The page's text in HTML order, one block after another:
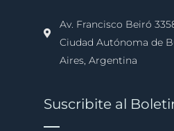
Av. Francisco Beiró
Ciudad Autónoma de
Aires, Argentina
Suscribite al